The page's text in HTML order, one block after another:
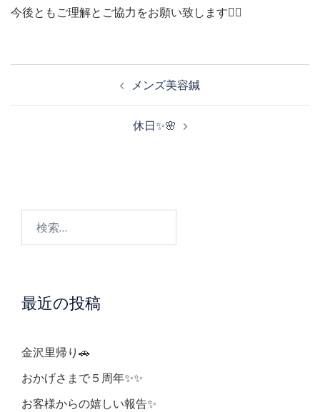
今後ともご理解とご協力をお願い致します🙇‍♀️
ゲ
シ
ョ
ン
メンズ美容鍼
休日✨🌸
最近の投稿
金沢里帰り🚗
おかげさまで５周年✨✨
お客様からの嬉しい報告✨